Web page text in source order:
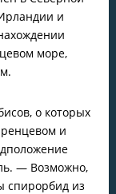
и
море,
о которых
и
— Возможно,
спирорбид из